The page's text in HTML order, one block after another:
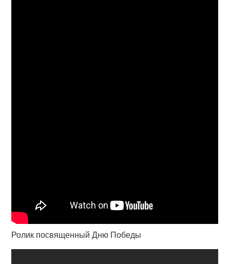
Ролик посвященный Дню Победы